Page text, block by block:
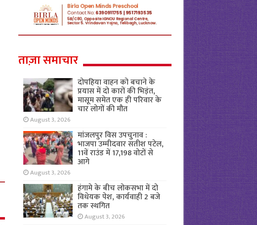
ताज़ा समाचार
दोपहिया वाहन को बचाने के
प्रयास में दो कारों की भिड़ंत,
मासूम समेत एक ही परिवार के
चार लोगों की मौत
August 3, 2026
मांजलपुर विस उपचुनाव :
भाजपा उम्मीदवार सतीश पटेल,
11वें राउंड में 17,198 वोटों से
आगे
August 3, 2026
हंगामे के बीच लोकसभा में दो
विधेयक पेश, कार्यवाही 2 बजे
तक स्थगित
August 3, 2026